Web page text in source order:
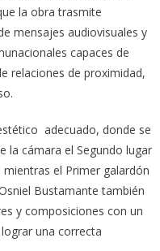
la obra trasmite
mensajes audiovisuales y
capaces de
relaciones de proximidad,
adecuado, donde se
la cámara el Segundo lugar
mientras el Primer galardón
Bustamante también
y composiciones con un
una correcta